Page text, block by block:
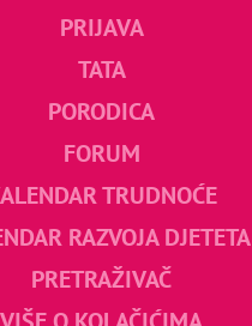
PRIJAVA
TATA
PORODICA
FORUM
TRUDNOĆE
RAZVOJA DJETETA
PRETRAŽIVAČ